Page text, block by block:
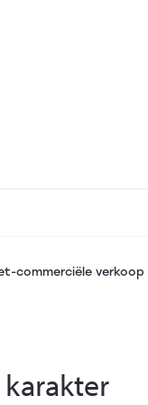
commerciële verkoop